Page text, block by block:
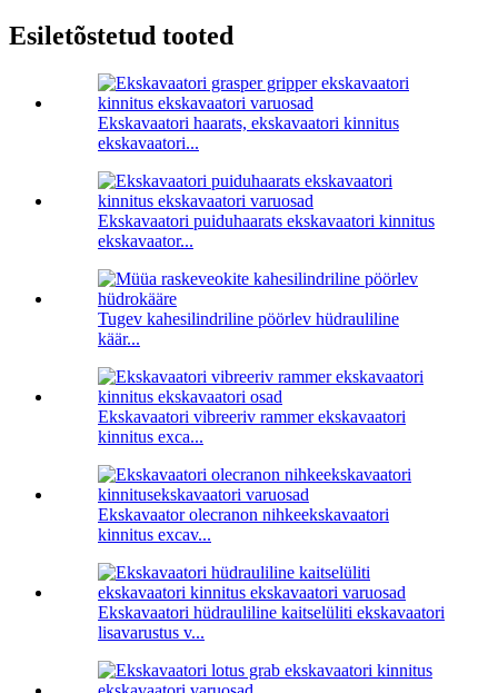
Esiletõstetud tooted
Ekskavaatori haarats, ekskavaatori kinnitus
ekskavaatori...
Ekskavaatori puiduhaarats ekskavaatori kinnitus
ekskavaator...
Tugev kahesilindriline pöörlev hüdrauliline
käär...
Ekskavaatori vibreeriv rammer ekskavaatori
kinnitus exca...
Ekskavaator olecranon nihkeekskavaatori
kinnitus excav...
Ekskavaatori hüdrauliline kaitselüliti ekskavaatori
lisavarustus v...